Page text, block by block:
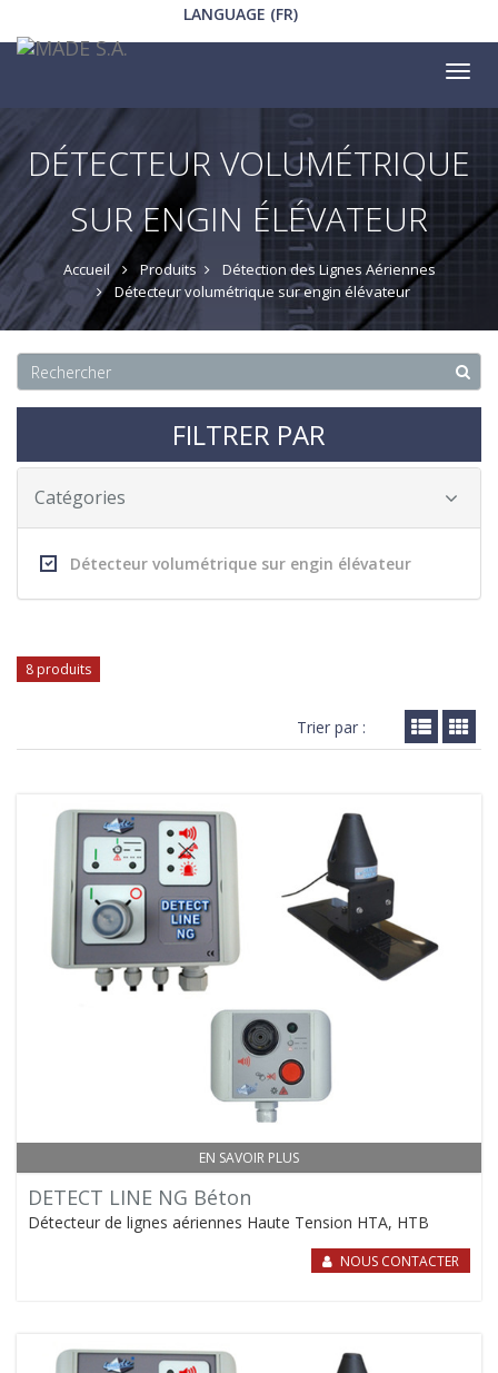
LANGUAGE (FR)
DÉTECTEUR VOLUMÉTRIQUE
SUR ENGIN ÉLÉVATEUR
Accueil Produits
Détection des Lignes Aériennes
Détecteur volumétrique sur engin élévateur
FILTRER PAR
Catégories
Détecteur volumétrique sur engin élévateur
8 produits
Trier par :
EN SAVOIR PLUS
DETECT LINE NG Béton
Détecteur de lignes aériennes Haute Tension HTA, HTB
NOUS CONTACTER